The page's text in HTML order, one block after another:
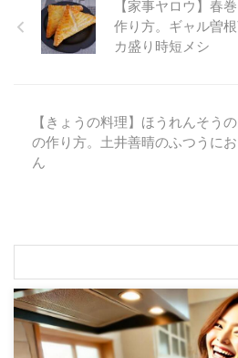
【家事ヤロウ】春
作り方。ギャル曽
カ盛り時短メシ
【きょうの料理】ほうれんそう
の作り方。土井善晴のふつうに
ん